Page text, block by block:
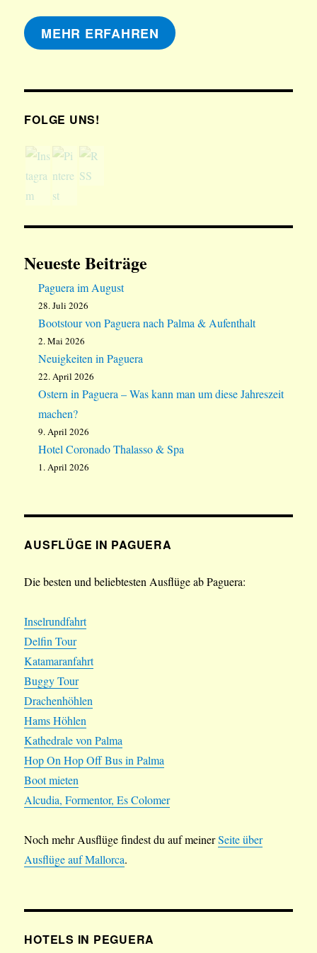
MEHR ERFAHREN
FOLGE UNS!
Neueste Beiträge
Paguera im August
28. Juli 2026
Bootstour von Paguera nach Palma & Aufenthalt
2. Mai 2026
Neuigkeiten in Paguera
22. April 2026
Ostern in Paguera – Was kann man um diese Jahreszeit
machen?
9. April 2026
Hotel Coronado Thalasso & Spa
1. April 2026
AUSFLÜGE IN PAGUERA
Die besten und beliebtesten Ausflüge ab Paguera:
Inselrundfahrt
Delfin Tour
Katamaranfahrt
Buggy Tour
Drachenhöhlen
Hams Höhlen
Kathedrale von Palma
Hop On Hop Off Bus in Palma
Boot mieten
Alcudia, Formentor, Es Colomer
Noch mehr Ausflüge findest du auf meinerSeite über
Ausflüge auf Mallorca.
HOTELS IN PEGUERA